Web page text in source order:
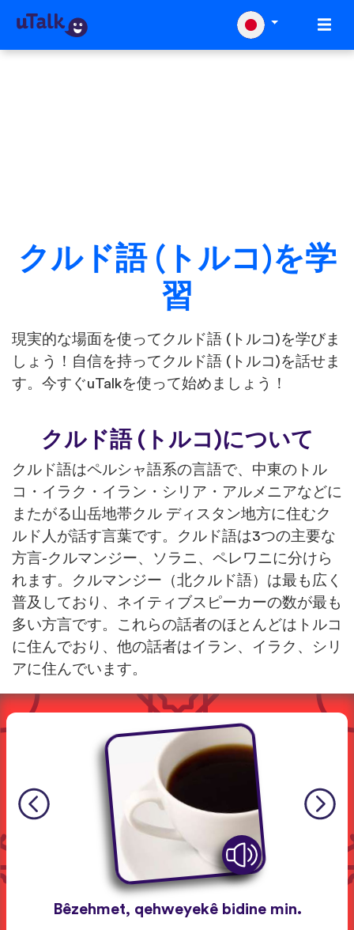
クルド語 (トルコ)を学
習
現実的な場面を使ってクルド語 (トルコ)を学びま
しょう！自信を持ってクルド語 (トルコ)を話せま
す。今すぐuTalkを使って始めましょう！
クルド語 (トルコ)について
クルド語はペルシャ語系の言語で、中東のトル
コ・イラク・イラン・シリア・アルメニアなどに
またがる山岳地帯クル ディスタン地方に住むク
ルド人が話す言葉です。クルド語は3つの主要な
方言-クルマンジー、ソラニ、ペレワニに分けら
れます。クルマンジー（北クルド語）は最も広く
普及しており、ネイティブスピーカーの数が最も
多い方言です。これらの話者のほとんどはトルコ
に住んでおり、他の話者はイラン、イラク、シリ
アに住んでいます。
Bêzehmet, qehweyekê bidine min.